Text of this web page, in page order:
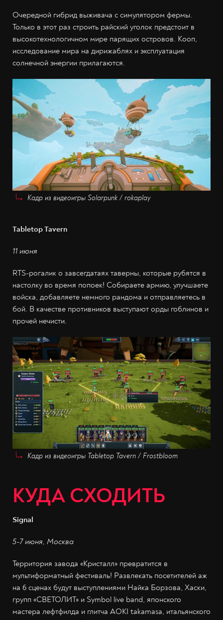
Очередной гибрид выживача с симулятором фермы.
Только в этот раз строить райский уголок предстоит в
высокотехнологичном мире парящих островов. Кооп,
исследование мира на дирижаблях и эксплуатация
солнечной энергии прилагаются.
Кадр из видеоигры Solarpunk / rokaplay
Tabletop Tavern
11 июня
RTS-рогалик о завсегдатаях таверны, которые рубятся в
настолку во время попоек! Собираете армию, улучшаете
войска, добавляете немного рандома и отправляетесь в
бой. В качестве противников выступают орды гоблинов и
прочей нечисти.
Кадр из видеоигры Tabletop Tavern / Frostbloom
КУДА СХОДИТЬ
Signal
5-7 июня, Москва
Территория завода «Кристалл» превратится в
мультиформатный фестиваль! Развлекать посетителей аж
на 6 сценах будут выступлениями Найка Борзова, Хаски,
групп «СВЕТОЛИТ» и Symbol live band, японского
мастера лефтфилда и глитча AOKI takamasa, итальянского